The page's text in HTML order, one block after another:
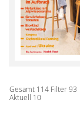
Gesamt 114 Filter93
Aktuell 10